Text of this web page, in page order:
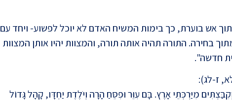
אש בוערת, כך בימות המשיח האדם לא יוכל לפשוע- ויחד עם
בחירה. התורה תהיה אותה תורה, והמצוות יהיו אותן המצוות
חדשה".
ז-לג):
מִיַּרְכְּתֵי אָרֶץ. בָּם עִוֵּר וּפִסֵּחַ הָרָה וְיֹלֶדֶת יַחְדָּו, קָהָל גָּדוֹל